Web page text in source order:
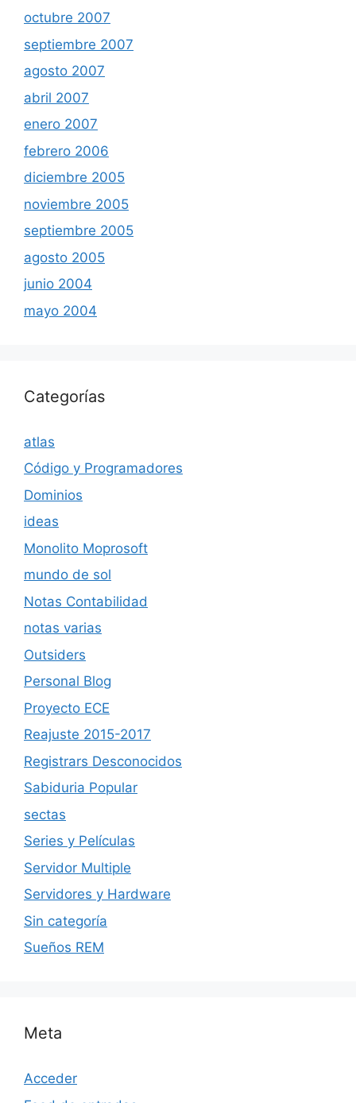
octubre 2007
septiembre 2007
agosto 2007
abril 2007
enero 2007
febrero 2006
diciembre 2005
noviembre 2005
septiembre 2005
agosto 2005
junio 2004
mayo 2004
Categorías
atlas
Código y Programadores
Dominios
ideas
Monolito Moprosoft
mundo de sol
Notas Contabilidad
notas varias
Outsiders
Personal Blog
Proyecto ECE
Reajuste 2015-2017
Registrars Desconocidos
Sabiduria Popular
sectas
Series y Películas
Servidor Multiple
Servidores y Hardware
Sin categoría
Sueños REM
Meta
Acceder